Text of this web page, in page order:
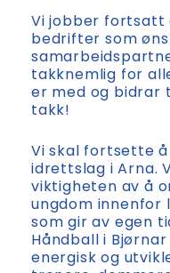
Vi jobber fortsatt
bedrifter som
takknemlig for
er med og bidrar
takk!
Vi skal fortsette
idrettslag i Arna.
viktigheten av å
ungdom innenfor
som gir av egen
Håndball i
energisk og